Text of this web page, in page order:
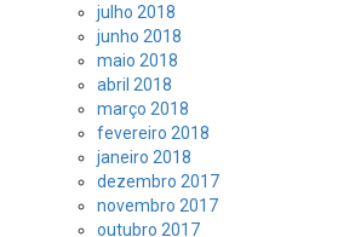
julho 2018
junho 2018
maio 2018
abril 2018
março 2018
fevereiro 2018
janeiro 2018
dezembro 2017
novembro 2017
outubro 2017